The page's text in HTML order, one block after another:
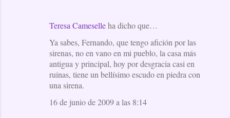
Teresa Cameselleha dicho que…
Ya sabes, Fernando, que tengo afición por las
sirenas, no en vano en mi pueblo, la casa más
antigua y principal, hoy por desgracia casi en
ruinas, tiene un bellísimo escudo en piedra con
una sirena.
16 de junio de 2009 a las 8:14